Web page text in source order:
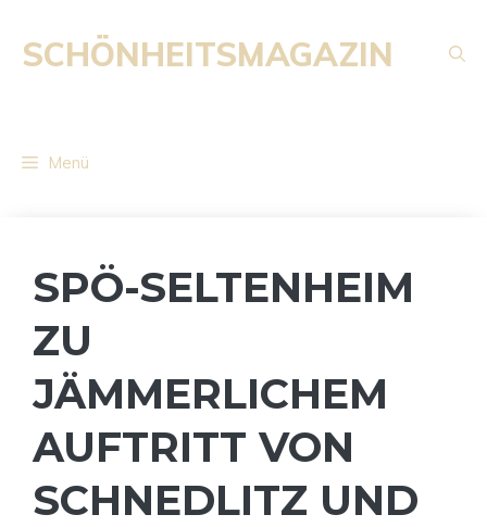
Inhalt
springen
SCHÖNHEITSMAGAZIN
Menü
SPÖ-SELTENHEIM
ZU
JÄMMERLICHEM
AUFTRITT VON
SCHNEDLITZ UND